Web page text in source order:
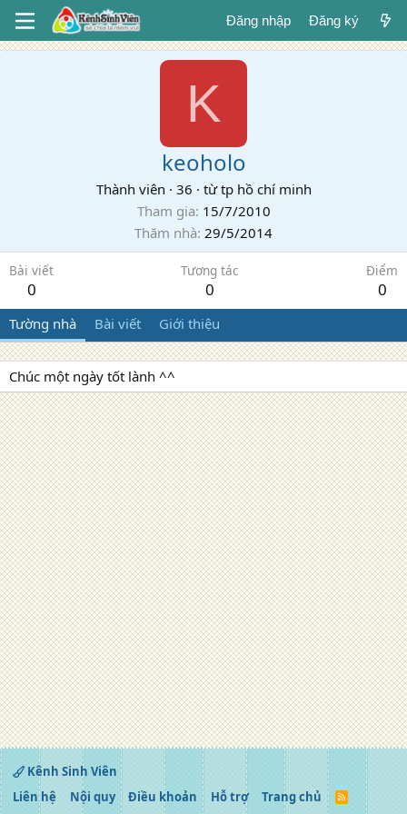
Đăng nhập Đăng ký
K
keoholo
Thành viên · 36 · từtp hồ chí minh
Tham gia 15/7/2010
Thăm nhà 29/5/2014
Bài viết
0
Tương tác
0
Điểm
0
Tường nhà Bài viết Giới thiệu
Chúc một ngày tốt lành ^^
Kênh Sinh Viên
Liên hệ
Nội quy Điều khoản Hỗ trợ Trang chủ
R